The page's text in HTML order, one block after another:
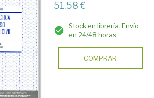
51,58 €
Stock en librería. Envío
en 24/48 horas
COMPRAR